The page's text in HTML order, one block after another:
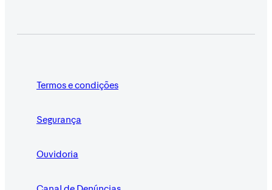
Termos e condições
Segurança
Ouvidoria